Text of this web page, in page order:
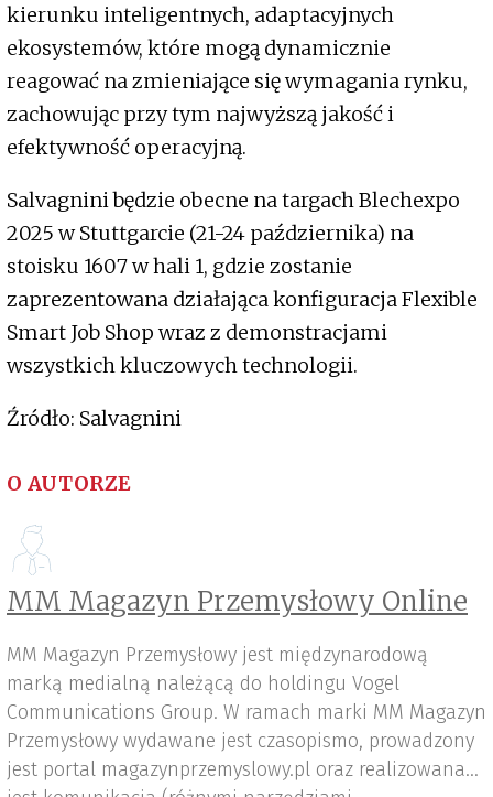
kierunku inteligentnych, adaptacyjnych
ekosystemów, które mogą dynamicznie
reagować na zmieniające się wymagania rynku,
zachowując przy tym najwyższą jakość i
efektywność operacyjną.
Salvagnini będzie obecne na targach Blechexpo
2025 w Stuttgarcie (21-24 października) na
stoisku 1607 w hali 1, gdzie zostanie
zaprezentowana działająca konfiguracja Flexible
Smart Job Shop wraz z demonstracjami
wszystkich kluczowych technologii.
Źródło: Salvagnini
O AUTORZE
MM Magazyn Przemysłowy Online
MM Magazyn Przemysłowy jest międzynarodową
marką medialną należącą do holdingu Vogel
Communications Group. W ramach marki MM Magazyn
Przemysłowy wydawane jest czasopismo, prowadzony
jest portal magazynprzemyslowy.pl oraz realizowana